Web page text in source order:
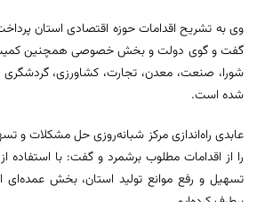
وی به تشریح اقدامات حوزه اقتصادی استان
گفت و گوی دولت و بخش خصوصی همچنین
شورا، صنعت، معدن، تجارت، کشاورزی، گردشگری
شده است.
عابدی راه‌اندازی مرکز شبانه‌روزی حل مشکلات و
را از اقدامات مطلوب برشمرد و گفت: با استفاده
تسهیل و رفع موانع تولید استان، بخش عمده‌ای